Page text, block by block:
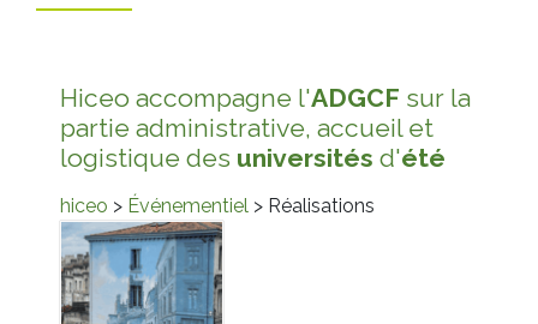
Hiceo accompagne l'ADGCF sur la
partie administrative, accueil et
logistique des universités d'été
hiceo > Événementiel > Réalisations